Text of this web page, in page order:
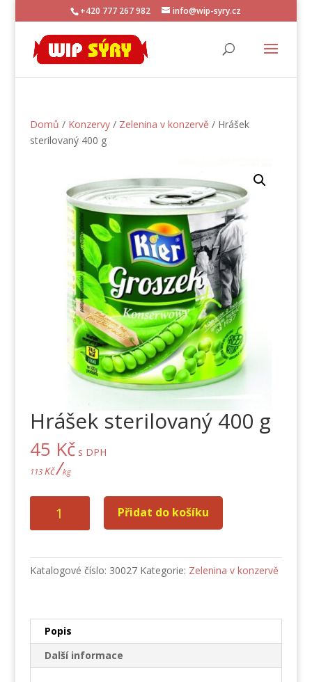
+420 777 267 982 info@wip-syry.cz
Domů / Konzervy/ Zelenina v konzervě / Hrášek
sterilovaný 400 g
Hrášek sterilovaný 400 g
45 Kč s DPH
113 Kč/kg
sterilovaný
množství
Přidat do košíku
Katalogové číslo: 30027 Kategorie: Zelenina v konzervě
Popis
Další informace